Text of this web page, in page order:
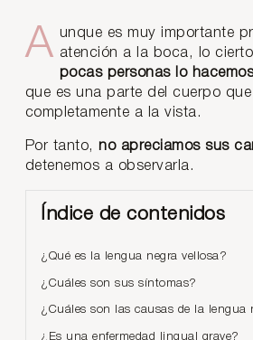
Aunque es muy importante prestar especial atención a la boca, lo
pocas personas lo
que es una parte del cuerpo
completamente a la vista.
Por tanto, no apreciamos sus
detenemos a observarla.
Índice de contenidos
¿Qué es la lengua negra vellosa?
¿Cuáles son sus síntomas?
¿Cuáles son las causas de la lengua
¿Es una enfermedad lingual grave?